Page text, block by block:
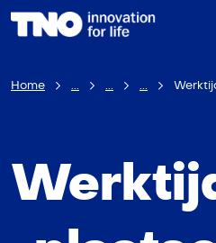
Home ... ... ...